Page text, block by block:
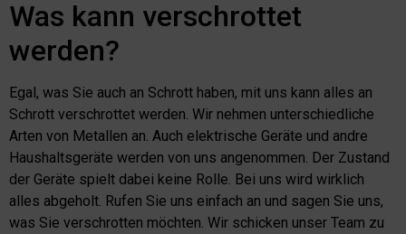
Was kann verschrottet
werden?
Egal, was Sie auch an Schrott haben, mit uns kann alles an
Schrott verschrottet werden. Wir nehmen unterschiedliche
Arten von Metallen an. Auch elektrische Geräte und andre
Haushaltsgeräte werden von uns angenommen. Der Zustand
der Geräte spielt dabei keine Rolle. Bei uns wird wirklich
alles abgeholt. Rufen Sie uns einfach an und sagen Sie uns,
was Sie verschrotten möchten. Wir schicken unser Team zu